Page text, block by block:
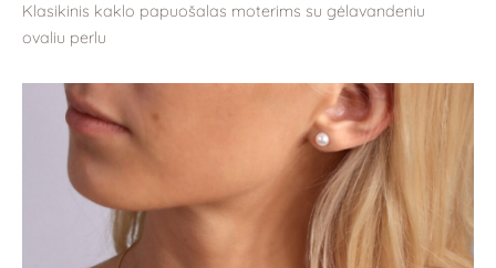
Klasikinis kaklo papuošalas moterims su gėlavandeniu
ovaliu perlu